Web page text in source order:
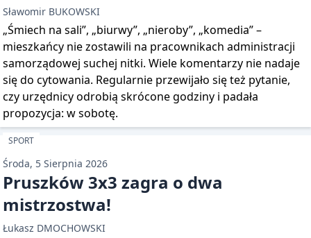
Sławomir BUKOWSKI
„Śmiech na sali”, „biurwy”, „nieroby”, „komedia” –
mieszkańcy nie zostawili na pracownikach administracji
samorządowej suchej nitki. Wiele komentarzy nie nadaje
się do cytowania. Regularnie przewijało się też pytanie,
czy urzędnicy odrobią skrócone godziny i padała
propozycja: w sobotę.
SPORT
Środa, 5 Sierpnia 2026
Pruszków 3x3 zagra o dwa
mistrzostwa!
Łukasz DMOCHOWSKI